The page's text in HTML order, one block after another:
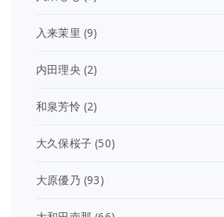
入来茉里 (9)
内田理央 (2)
和泉芳怜 (2)
大久保桜子 (50)
大原優乃 (93)